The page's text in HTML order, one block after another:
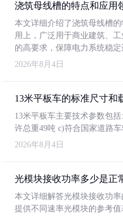
浇筑母线槽的特点和应用
本文详细介绍了浇筑母线槽
用上，广泛用于商业建筑、
的高要求，保障电力系统稳定
2026年8月4日
13米平板车的标准尺寸和
13米平板车主要技术参数包
许总重49吨 c)符合国家道路
2026年8月4日
光模块接收功率多少是正
本文详细解答光模块接收功
提供不同速率光模块的参考